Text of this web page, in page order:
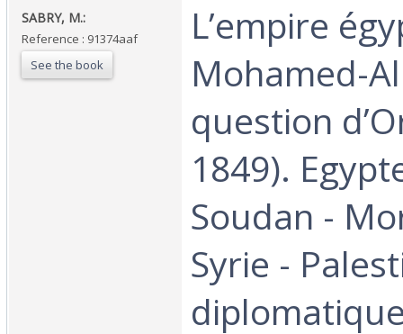
‎SABRY, M.:‎
Reference : 91374aaf
See the book
‎L’empire
Mohamed-
question
1849).
Soudan -
Syrie -